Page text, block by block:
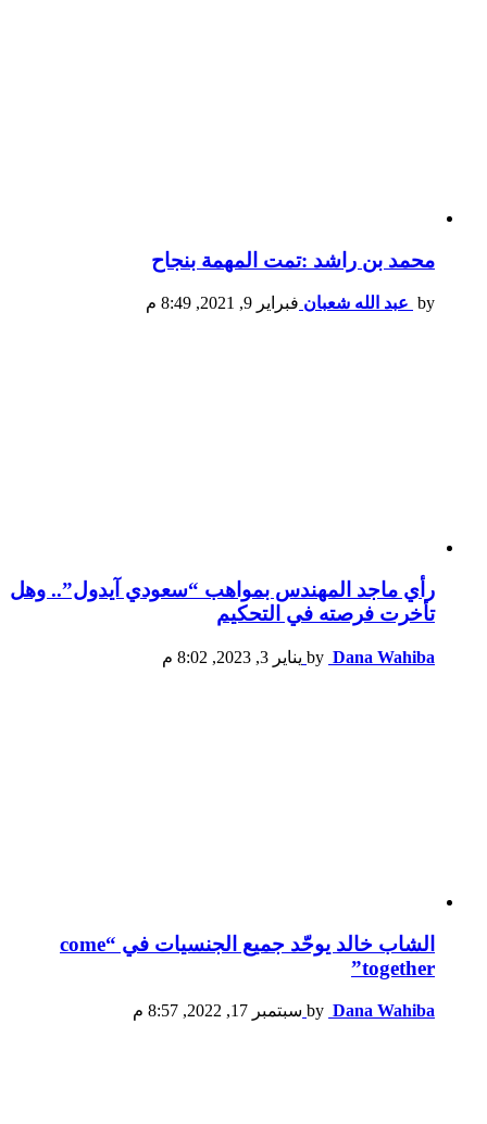
محمد بن راشد :تمت المهمة بنجاح
by عبد الله شعبان فبراير 9, 2021, 8:49 م
رأي ماجد المهندس بمواهب “سعودي آيدول”.. وهل
تأخرت فرصته في التحكيم
by Dana Wahiba يناير 3, 2023, 8:02 م
الشاب خالد يوحّد جميع الجنسيات في “come
together”
by Dana Wahiba سبتمبر 17, 2022, 8:57 م